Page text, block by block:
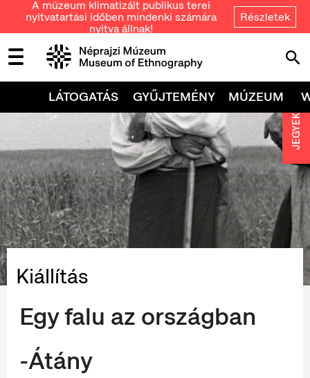
A múzeum klimatizált publikus terei
nyitvatartási időben mindenki számára
nyitva állnak!
Részletek
LÁTOGATÁS GYŰJTEMÉNY MÚZEUM
Kiállítás
Egy falu az országban
-Átány
JEGYEK